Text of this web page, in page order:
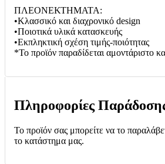
ΠΛΕΟΝΕΚΤΗΜΑΤΑ:
•Κλασσικό και διαχρονικό design
•Ποιοτικά υλικά κατασκευής
•Εκπληκτική σχέση τιμής-ποιότητας
*To προϊόν παραδίδεται αμοντάριστο
Πληροφορίες
Το προϊόν σας μπορείτε να το
το κατάστημα μας.